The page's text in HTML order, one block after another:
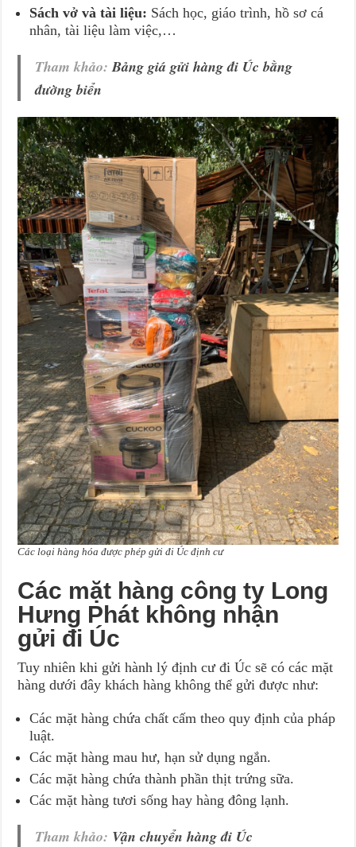
Sách vở và tài liệu: Sách học, giáo trình, hồ sơ cá
nhân, tài liệu làm việc,…
Tham khảo:Bảng giá gửi hàng đi Úc bằng
đường biển
Các loại hàng hóa được phép gửi đi Úc định cư
Các mặt hàng công ty Long
Hưng Phát không nhận
gửi đi Úc
Tuy nhiên khi gửi hành lý định cư đi Úc sẽ có các mặt
hàng dưới đây khách hàng không thể gửi được như:
Các mặt hàng chứa chất cấm theo quy định của pháp
luật.
Các mặt hàng mau hư, hạn sử dụng ngắn.
Các mặt hàng chứa thành phần thịt trứng sữa.
Các mặt hàng tươi sống hay hàng đông lạnh.
Tham khảo: Vận chuyển hàng đi Úc